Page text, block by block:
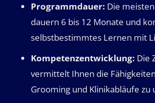
Programmdauer: Die
dauern 6 bis 12 Monate und
selbstbestimmtes Lernen mit
Kompetenzentwicklung: Die
vermittelt Ihnen die
Grooming und Klinikabläufe